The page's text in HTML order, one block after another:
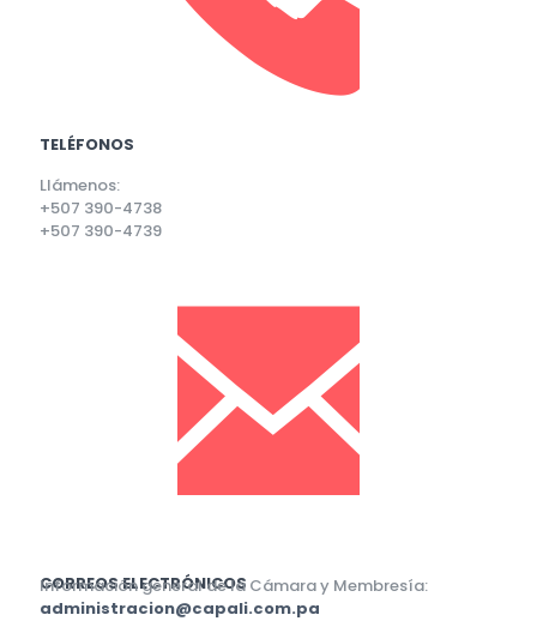
TELÉFONOS
Llámenos:
+507 390-4738
+507 390-4739
CORREOS ELECTRÓNICOS
Información general de la Cámara y Membresía:
administracion@capali.com.pa